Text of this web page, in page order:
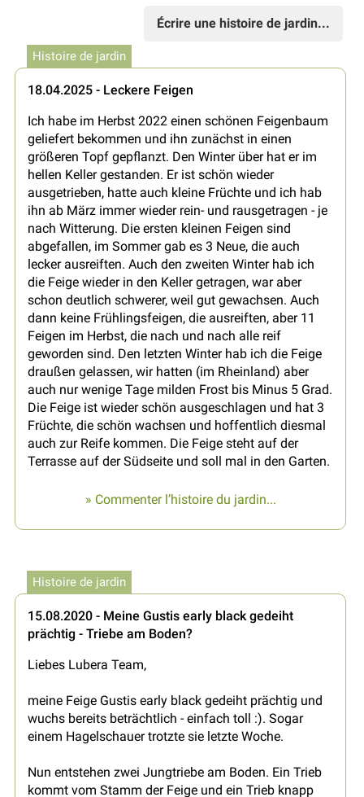
Écrire une histoire de jardin...
Histoire de jardin
18.04.2025 - Leckere Feigen
Ich habe im Herbst 2022 einen schönen Feigenbaum
geliefert bekommen und ihn zunächst in einen
größeren Topf gepflanzt. Den Winter über hat er im
hellen Keller gestanden. Er ist schön wieder
ausgetrieben, hatte auch kleine Früchte und ich hab
ihn ab März immer wieder rein- und rausgetragen - je
nach Witterung. Die ersten kleinen Feigen sind
abgefallen, im Sommer gab es 3 Neue, die auch
lecker ausreiften. Auch den zweiten Winter hab ich
die Feige wieder in den Keller getragen, war aber
schon deutlich schwerer, weil gut gewachsen. Auch
dann keine Frühlingsfeigen, die ausreiften, aber 11
Feigen im Herbst, die nach und nach alle reif
geworden sind. Den letzten Winter hab ich die Feige
draußen gelassen, wir hatten (im Rheinland) aber
auch nur wenige Tage milden Frost bis Minus 5 Grad.
Die Feige ist wieder schön ausgeschlagen und hat 3
Früchte, die schön wachsen und hoffentlich diesmal
auch zur Reife kommen. Die Feige steht auf der
Terrasse auf der Südseite und soll mal in den Garten.
» Commenter l’histoire du jardin...
Histoire de jardin
15.08.2020 - Meine Gustis early black gedeiht
prächtig - Triebe am Boden?
Liebes Lubera Team,
meine Feige Gustis early black gedeiht prächtig und
wuchs bereits beträchtlich - einfach toll :). Sogar
einem Hagelschauer trotzte sie letzte Woche.
Nun entstehen zwei Jungtriebe am Boden. Ein Trieb
kommt vom Stamm der Feige und ein Trieb knapp